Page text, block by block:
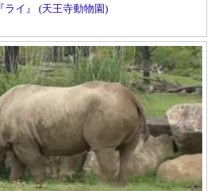
ライ』 (天王寺動物園)